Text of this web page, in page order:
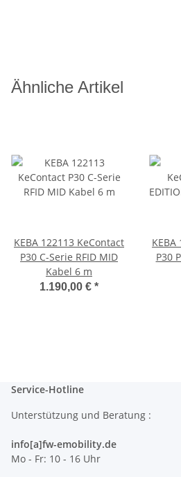
Ähnliche Artikel
KEBA 122113 KeContact
P30 C-Serie RFID MID
Kabel 6 m
1.190,00 € *
P30
Service-Hotline
Unterstützung und Beratung :
info[a]fw-emobility.de
Mo - Fr: 10 - 16 Uhr